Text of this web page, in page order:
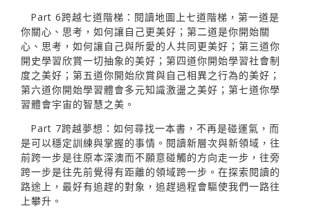
Part 6跨越七道階梯：閱讀地圖上七道階梯，第一道是
你關心、思考，如何讓自己更美好；第二道是你開始關
心、思考，如何讓自己與所愛的人共同更美好；第三道你
開史學習欣賞一切抽象的美好；第四道你開始學習社會制
度之美好；第五道你開始欣賞與自己相異之行為的美好；
第六道你開始學習體會多元知識激盪之美好；第七道你學
習體會宇宙的智慧之美。
Part 7跨越夢想：如何尋找一本書，不再是碰運氣，而
是可以穩定訓練與掌握的事情。閱讀新層次與新領域，往
前跨一步是往原本深澳而不願意碰觸的方向走一步，往旁
跨一步是往先前覺得有距離的領域跨一步。在探索閱讀的
路途上，最好有追趕的對象，追趕過程會驅使我們一路往
上攀升。